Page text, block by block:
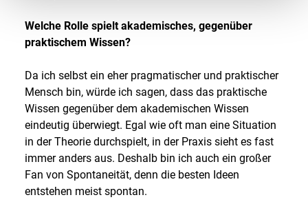
Welche Rolle spielt akademisches, gegenüber
praktischem Wissen?
Da ich selbst ein eher pragmatischer und praktischer
Mensch bin, würde ich sagen, dass das praktische
Wissen gegenüber dem akademischen Wissen
eindeutig überwiegt. Egal wie oft man eine Situation
in der Theorie durchspielt, in der Praxis sieht es fast
immer anders aus. Deshalb bin ich auch ein großer
Fan von Spontaneität, denn die besten Ideen
entstehen meist spontan.